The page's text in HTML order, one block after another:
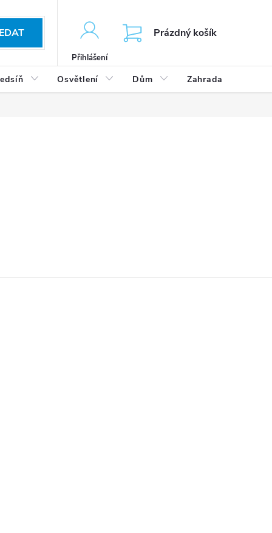
Přihlášení
Prázdný košík
Osvětlení Dům Zahrada